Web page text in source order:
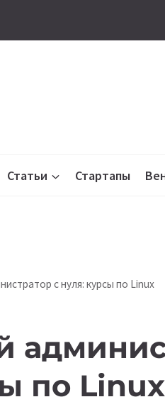
Статьи Стартапы
с нуля: курсы по Linux
по Linux